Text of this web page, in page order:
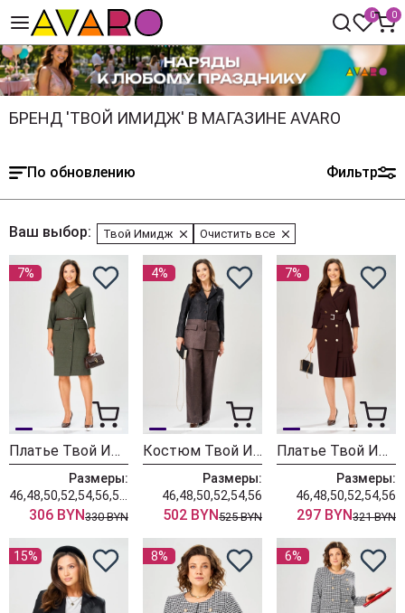
0 0
БРЕНД 'ТВОЙ ИМИДЖ' В МАГАЗИНЕ AVARO
По обновлению Фильтр
Ваш выбор: Твой Имидж Очистить все
7%
Платье Твой Имидж 2556 оливковый в клетку
Размеры:
306 BYN330 BYN
4%
Костюм Твой Имидж 2480 темно-коричневый
Размеры:
46,48,50,52,54,56
502 BYN525 BYN
7%
Платье Твой Имидж 2454 шоколад
Размеры:
46,48,50,52,54,56
297 BYN321 BYN
15% 8% 6%